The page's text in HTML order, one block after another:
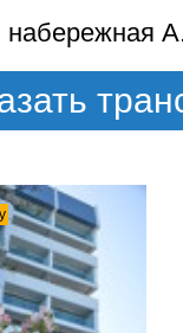
набережная